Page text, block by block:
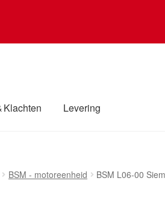
Klachten Levering
Winkelwagen
BSM - motoreenheid BSM L06-00